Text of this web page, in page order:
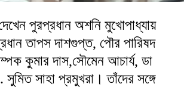
পুরপ্রধান অশনি মুখোপাধ্যায়
তাপস দাশগুপ্ত, পৌর পারিষদ
কুমার দাস,সৌমেন আচার্য, ডা
সুমিত সাহা প্রমুখরা। তাঁদের সঙ্গে